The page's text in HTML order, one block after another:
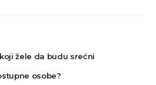
žele da budu srećni
osobe?